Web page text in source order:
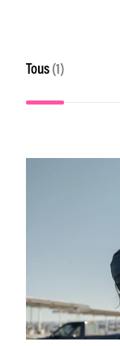
Tous (1)